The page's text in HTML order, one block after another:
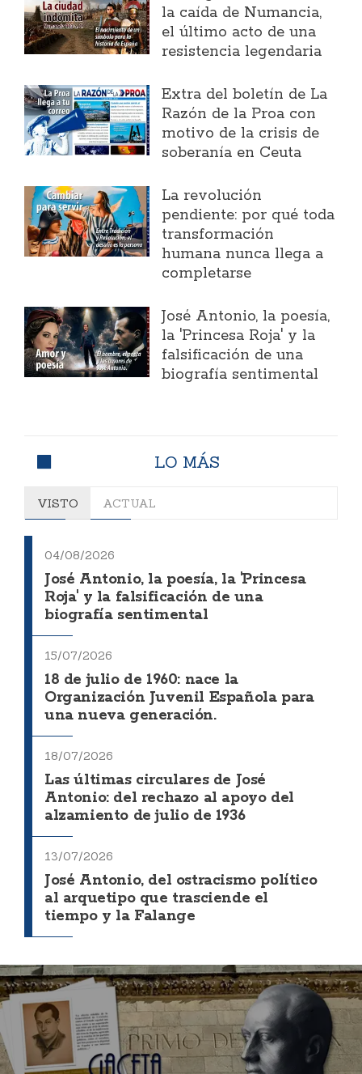
la caída de Numancia,
el último acto de una
resistencia legendaria
Extra del boletín de La
Razón de la Proa con
motivo de la crisis de
soberanía en Ceuta
La revolución
pendiente: por qué toda
transformación
humana nunca llega a
completarse
José Antonio, la poesía,
la 'Princesa Roja' y la
falsificación de una
biografía sentimental
LO MÁS
VISTO ACTUAL
04/08/2026
José Antonio, la poesía, la 'Princesa
Roja' y la falsificación de una
biografía sentimental
15/07/2026
18 de julio de 1960: nace la
Organización Juvenil Española para
una nueva generación.
18/07/2026
Las últimas circulares de José
Antonio: del rechazo al apoyo del
alzamiento de julio de 1936
13/07/2026
José Antonio, del ostracismo político
al arquetipo que trasciende el
tiempo y la Falange